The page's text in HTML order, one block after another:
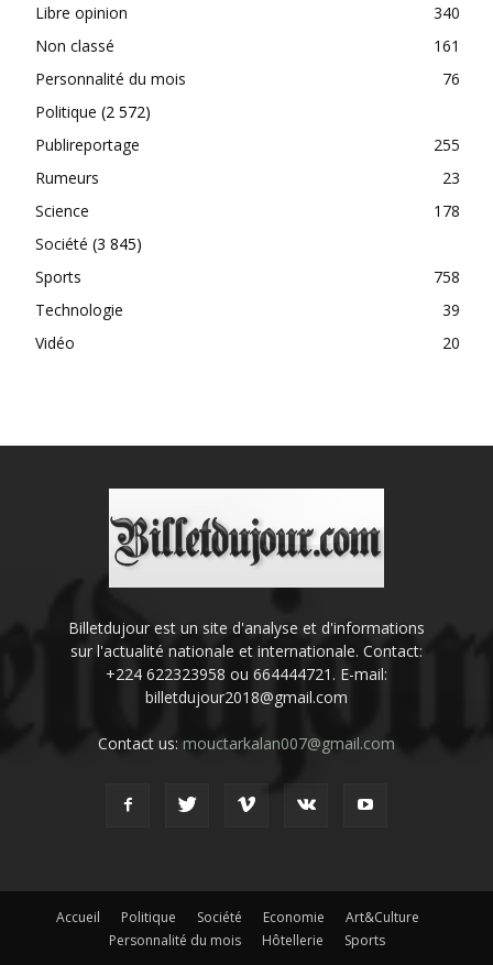
Libre opinion
340
Non classé
161
Personnalité du mois
76
Politique (2 572)
Publireportage
255
Rumeurs
23
Science
178
Société (3 845)
Sports
758
Technologie
39
Vidéo
20
Billetdujour est un site d'analyse et d'informations
sur l'actualité nationale et internationale. Contact:
+224 622323958 ou 664444721. E-mail:
billetdujour2018@gmail.com
Contact us: mouctarkalan007@gmail.com
Accueil Politique Société Economie
Art&Culture
Personnalité du mois
Hôtellerie Sports